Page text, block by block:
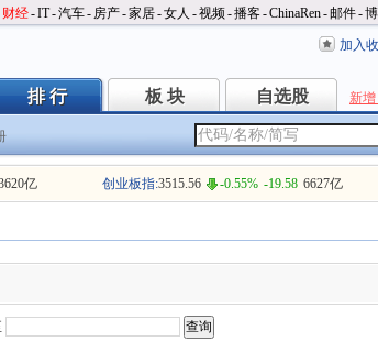
财经-IT-汽车- 房产-家居-女人 -视频-播客-ChinaRen-邮件-
加入
排 行
排 行 板 块
板 块 自选股
自选股 新
亿 创业板指:3515.56 -0.55% -19.58 6627亿